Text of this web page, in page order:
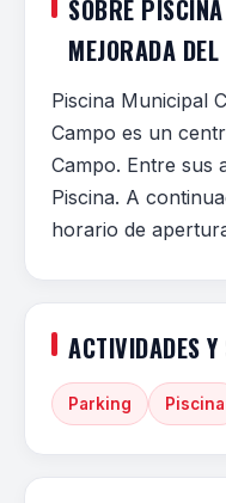
SOBRE
MEJORADA
Piscina Municipal
Campo es un
Campo. Entre sus
Piscina. A
horario de
ACTIVIDADES
Parking Piscina